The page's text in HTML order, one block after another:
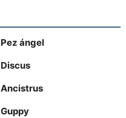
Pez ángel
Discus
Ancistrus
Guppy